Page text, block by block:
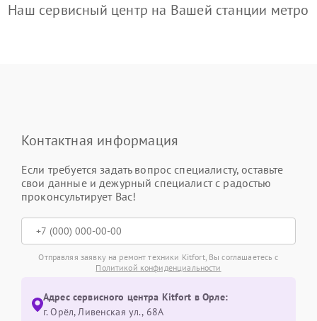
Наш сервисный центр на Вашей станции метро
Контактная информация
Если требуется задать вопрос специалисту, оставьте
свои данные и дежурный специалист с радостью
проконсультирует Вас!
Отправляя заявку на ремонт техники Kitfort, Вы соглашаетесь с
Политикой конфиденциальности
Адрес сервисного центра Kitfort в Орле:
г. Орёл, Ливенская ул., 68А